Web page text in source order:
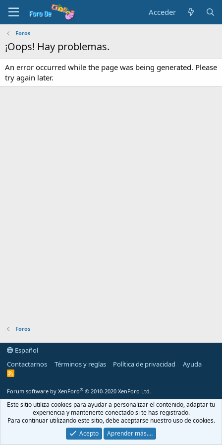
Acceder
Foros
¡Oops! Hay problemas.
An error occurred while the page was being generated. Please
try again later.
Foros
Español
Contactarnos
Términos y reglas Política de privacidad Ayuda
R
Forum software by XenForo® © 2010-2020 XenForo Ltd.
Este sitio utiliza cookies para ayudar a personalizar el contenido, adaptar tu
experiencia y mantenerte conectado si te has registrado.
Para continuar utilizando este sitio, debe aceptarse nuestro uso de cookies.
Acepto
Aprender más.…